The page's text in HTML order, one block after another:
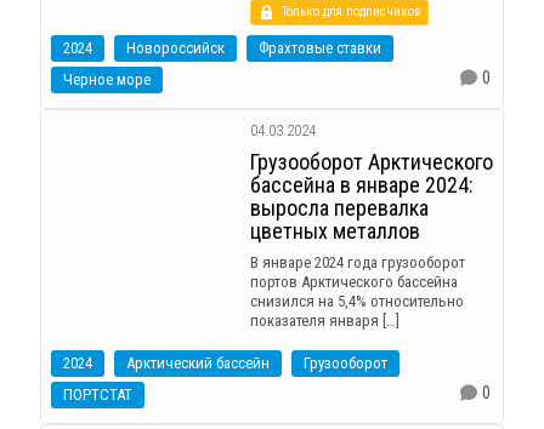
Только для подписчиков
2024 Новороссийск
Фрахтовые ставки
Черное море
0
04.03.2024
Грузооборот Арктического
бассейна в январе 2024:
выросла перевалка
цветных металлов
В январе 2024 года грузооборот
портов Арктического бассейна
снизился на 5,4% относительно
показателя января […]
2024 Арктический бассейн
Грузооборот
ПОРТСТАТ
0